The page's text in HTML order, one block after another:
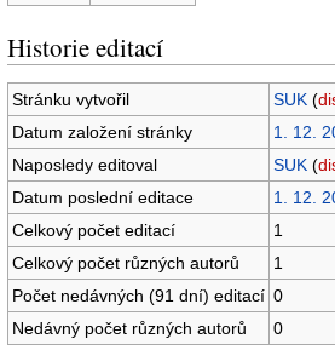
Historie editací
Stránku vytvořil SUK (
Datum založení stránky
1. 12.
Naposledy editoval
SUK (
Datum poslední editace
1. 12.
Celkový počet editací
1
Celkový počet různých autorů
1
Počet nedávných (91 dní) editací 0
Nedávný počet různých autorů
0